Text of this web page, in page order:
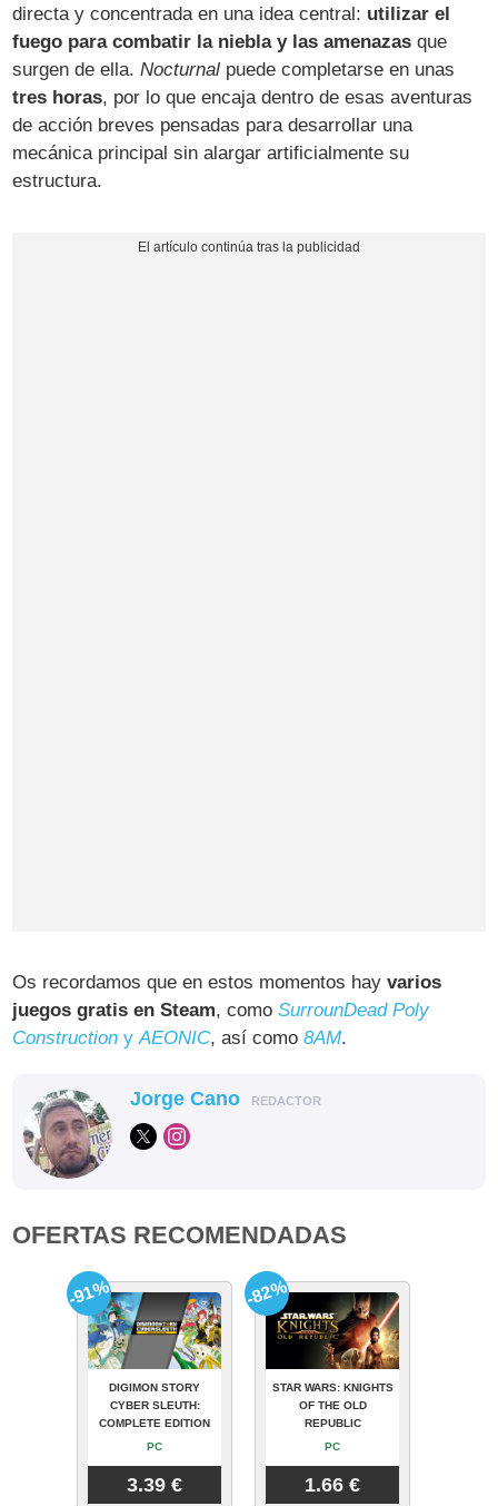
directa y concentrada en una idea central: utilizar el
fuego para combatir la niebla y las amenazas que
surgen de ella.Nocturnal puede completarse en unas
tres horas, por lo que encaja dentro de esas aventuras
de acción breves pensadas para desarrollar una
mecánica principal sin alargar artificialmente su
estructura.
Os recordamos que en estos momentos hayvarios
juegos gratis en Steam, comoSurrounDead Poly
Construction yAEONIC, así como8AM.
Jorge Cano REDACTOR
OFERTAS RECOMENDADAS
DIGIMON STORY
CYBER SLEUTH:
COMPLETE EDITION
PC
3.39 €
-91%
STAR WARS: KNIGHTS
OF THE OLD
REPUBLIC
PC
1.66 €
-82%